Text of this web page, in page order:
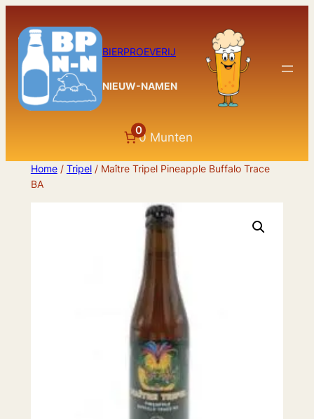
naar
inhoud
BIERPROEVERIJ
NIEUW-NAMEN
0
0 Munten
Home/ Tripel/ Maître Tripel Pineapple Buffalo Trace
BA